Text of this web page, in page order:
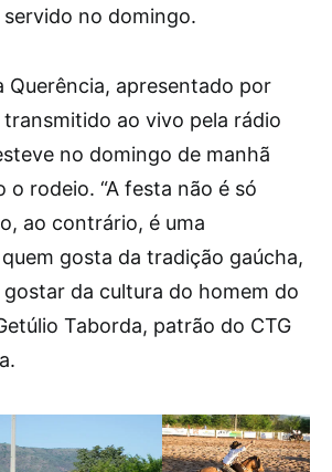
no domingo.
Querência, apresentado por
ao vivo pela rádio
no domingo de manhã
o rodeio. “A festa não é só
ao contrário, é uma
gosta da tradição gaúcha,
da cultura do homem do
Taborda, patrão do CTG